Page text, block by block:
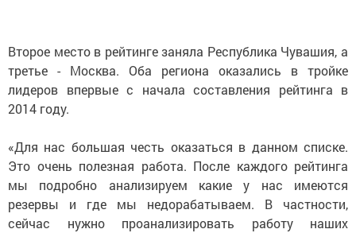
Второе место в рейтинге заняла Республика Чувашия, а
третье - Москва. Оба региона оказались в тройке
лидеров впервые с начала составления рейтинга в
2014 году.
«Для нас большая честь оказаться в данном списке.
Это очень полезная работа. После каждого рейтинга
мы подробно анализируем какие у нас имеются
резервы и где мы недорабатываем. В частности,
сейчас нужно проанализировать работу наших